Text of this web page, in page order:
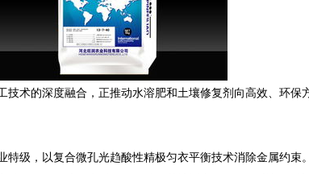
术的深度融合，正推动水溶肥和土壤修复剂向高效、环
级，以复合微孔光趋酸性精极匀衣平衡技术消除金属约束